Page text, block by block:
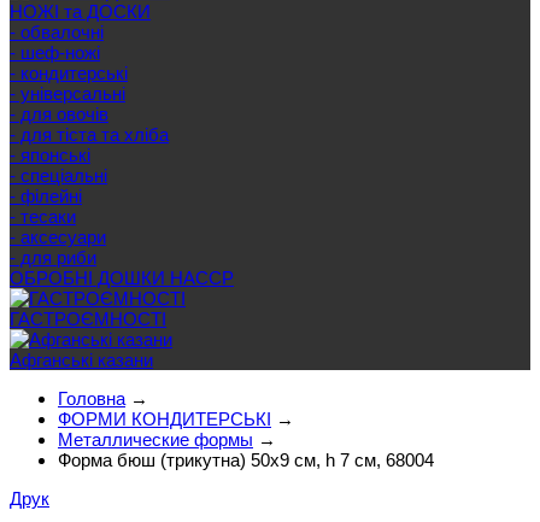
НОЖІ та ДОСКИ
- обвалочні
- шеф-ножі
- кондитерські
- універсальні
- для овочів
- для тіста та хліба
- японські
- спеціальні
- філейні
- тесаки
- аксесуари
- для риби
ОБРОБНІ ДОШКИ HACCP
ГАСТРОЄМНОСТІ
Афганські казани
Головна →
ФОРМИ КОНДИТЕРСЬКІ →
Металлические формы →
Форма бюш (трикутна) 50х9 см, h 7 см, 68004
Друк